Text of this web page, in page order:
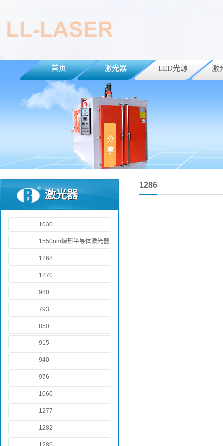
首页 激光器 LED光源 激
激光器
1030
1550nm蝶形半导体激光器
1268
1270
980
793
850
915
940
976
1060
1277
1282
1286
1286